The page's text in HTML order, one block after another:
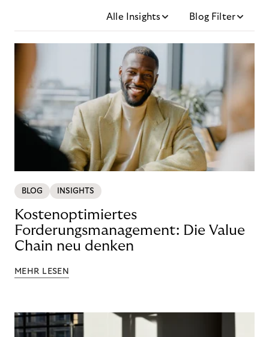
Alle Insights Blog Filter
BLOG INSIGHTS
Kostenoptimiertes
Forderungsmanagement: Die Value
Chain neu denken
MEHR LESEN